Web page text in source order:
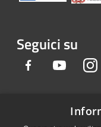
Seguici su
Facebook Youtube